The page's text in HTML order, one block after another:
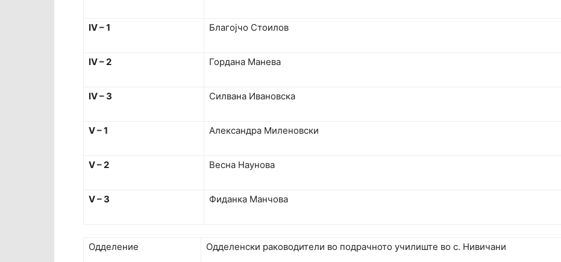
IV–1 Благојчо Стоилов
IV – 2 Гордана Манева
IV – 3 Силвана Ивановска
V – 1 Александра Миленовски
V – 2 Весна Наунова
V – 3 Фиданка Манчова
Одделение Одделенски раководители во подрачното училиште во с. Нивичани